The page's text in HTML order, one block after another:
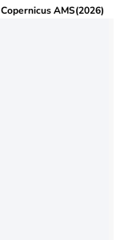
Copernicus AMS(2026)